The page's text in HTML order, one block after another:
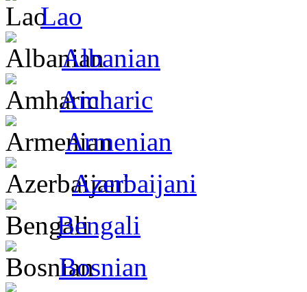
Lao
Albanian
Amharic
Armenian
Azerbaijani
Bengali
Bosnian